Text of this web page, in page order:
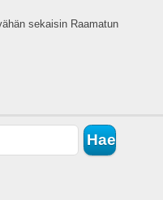
sekaisin Raamatun